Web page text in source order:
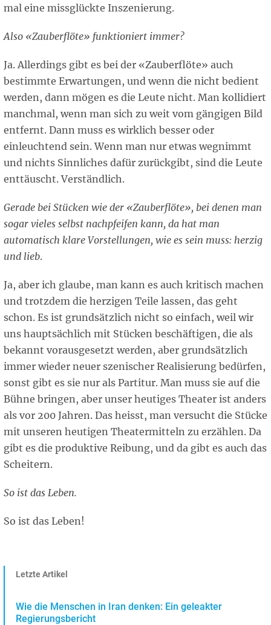
mal eine missglückte Inszenierung.
Also «Zauberflöte» funktioniert immer?
Ja. Allerdings gibt es bei der «Zauberflöte» auch
bestimmte Erwartungen, und wenn die nicht bedient
werden, dann mögen es die Leute nicht. Man kollidiert
manchmal, wenn man sich zu weit vom gängigen Bild
entfernt. Dann muss es wirklich besser oder
einleuchtend sein. Wenn man nur etwas wegnimmt
und nichts Sinnliches dafür zurückgibt, sind die Leute
enttäuscht. Verständlich.
Gerade bei Stücken wie der «Zauberflöte», bei denen man
sogar vieles selbst nachpfeifen kann, da hat man
automatisch klare Vorstellungen, wie es sein muss: herzig
und lieb.
Ja, aber ich glaube, man kann es auch kritisch machen
und trotzdem die herzigen Teile lassen, das geht
schon. Es ist grundsätzlich nicht so einfach, weil wir
uns hauptsächlich mit Stücken beschäftigen, die als
bekannt vorausgesetzt werden, aber grundsätzlich
immer wieder neuer szenischer Realisierung bedürfen,
sonst gibt es sie nur als Partitur. Man muss sie auf die
Bühne bringen, aber unser heutiges Theater ist anders
als vor 200 Jahren. Das heisst, man versucht die Stücke
mit unseren heutigen Theatermitteln zu erzählen. Da
gibt es die produktive Reibung, und da gibt es auch das
Scheitern.
So ist das Leben.
So ist das Leben!
Letzte Artikel
Wie die Menschen in Iran denken: Ein geleakter
Regierungsbericht